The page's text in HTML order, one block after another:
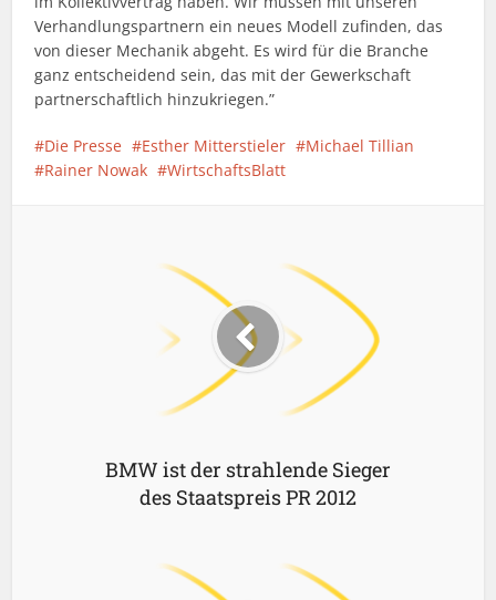
Verhandlungspartnern ein neues Modell zufinden, das
von dieser Mechanik abgeht. Es wird für die Branche
ganz entscheidend sein, das mit der Gewerkschaft
partnerschaftlich hinzukriegen.”
Die Presse Esther Mitterstieler
Michael Tillian
Rainer Nowak
WirtschaftsBlatt
BMW ist der strahlende Sieger
des Staatspreis PR 2012